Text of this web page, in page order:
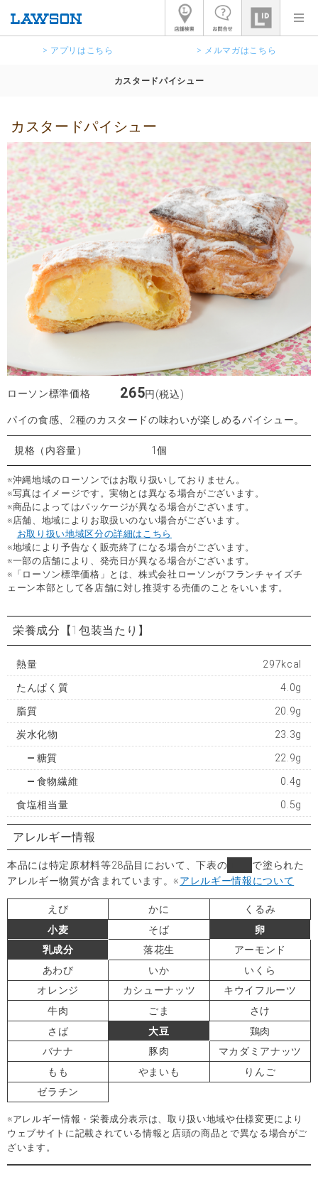
> アプリはこちら > メルマガはこちら
カスタードパイシュー
カスタードパイシュー
ローソン標準価格 265円(税込)
パイの食感、2種のカスタードの味わいが楽しめるパイシュー。
規格（内容量） 1個
※沖縄地域のローソンではお取り扱いしておりません。
※写真はイメージです。実物とは異なる場合がございます。
※商品によってはパッケージが異なる場合がございます。
※店舗、地域によりお取扱いのない場合がございます。
お取り扱い地域区分の詳細はこちら
※地域により予告なく販売終了になる場合がございます。
※一部の店舗により、発売日が異なる場合がございます。
※「ローソン標準価格」とは、株式会社ローソンがフランチャイズチ
ェーン本部として各店舗に対し推奨する売価のことをいいます。
栄養成分 【1包装当たり】
熱量 297kcal
たんぱく質 4.0g
脂質 20.9g
炭水化物 23.3g
糖質 22.9g
食物繊維 0.4g
食塩相当量 0.5g
アレルギー情報
本品には特定原材料等28品目において、下表の
で塗られた
アレルギー物質が含まれています。※アレルギー情報について
えび かに
くるみ
小麦
そば
卵
乳成分
落花生
アーモンド
あわび
いか
いくら
オレンジ
カシューナッツ
キウイフルーツ
牛肉
ごま
さけ
さば
大豆
鶏肉
バナナ
豚肉
マカダミアナッツ
もも
やまいも
りんご
ゼラチン
※アレルギー情報・栄養成分表示は、取り扱い地域や仕様変更により
ウェブサイトに記載されている情報と店頭の商品とで異なる場合がご
ざいます。